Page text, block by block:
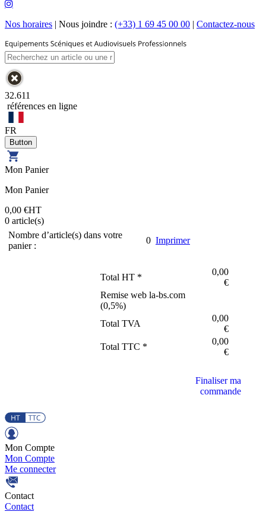
Nos horaires | Nous joindre : (+33) 1 69 45 00 00 | Contactez-nous
32.611
références en ligne
FR
Mon Panier
Mon Panier
0,00 €HT
0 article(s)
Nombre d’article(s) dans votre
panier :
0 Imprimer
Total HT *
0,00
€
Remise web la-bs.com
(0,5%)
Total TVA
0,00
€
Total TTC *
0,00
€
Finaliser ma
commande
Mon Compte
Mon Compte
Me connecter
Contact
Contact